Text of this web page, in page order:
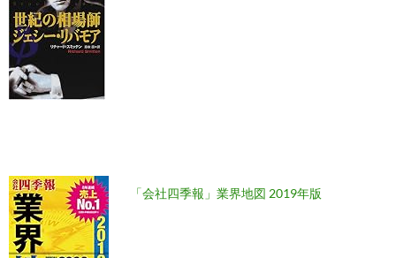
「会社四季報」業界地図 2019年版